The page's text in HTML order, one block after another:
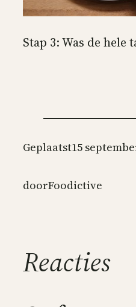
Stap 3: Was de
Geplaatst15
doorFoodictive
Reacties